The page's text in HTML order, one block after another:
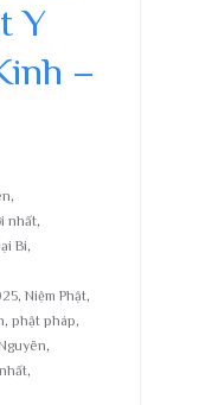
Y
–
,
nhất,
Bi,
, Niệm Phật,
, phật pháp,
,
,